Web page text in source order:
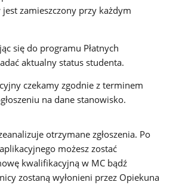
zamieszczony przy każdym
się do programu Płatnych
aktualny status studenta.
czekamy zgodnie z terminem
na dane stanowisko.
otrzymane zgłoszenia. Po
możesz zostać
kwalifikacyjną w MC bądź
zostaną wyłonieni przez Opiekuna